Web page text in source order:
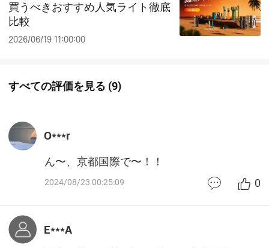
買うべきおすすめ人気ライト徹底
比較
2026/06/19 11:00:00
すべての評価を見る (9)
O***r
ん〜、京都国際で〜！！
2024/08/23 00:25:09 0
E***A